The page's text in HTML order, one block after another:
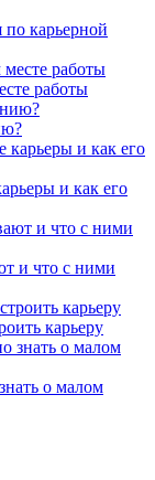
карьерной
работы
и как его
и что с ними
карьеру
о малом